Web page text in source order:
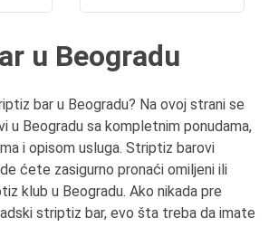
u Beogradu
bar u Beogradu? Na ovoj strani se
u Beogradu sa kompletnim ponudama,
i opisom usluga. Striptiz barovi
ćete zasigurno pronaći omiljeni ili
klub u Beogradu. Ako nikada pre
striptiz bar, evo šta treba da imate